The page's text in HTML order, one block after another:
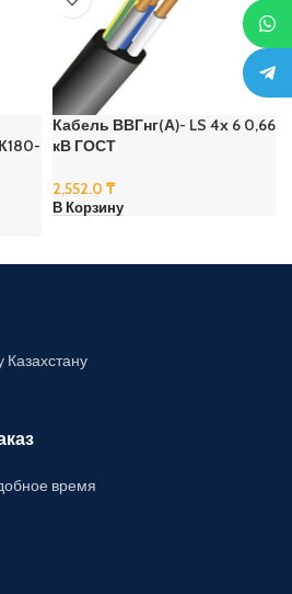
Кабель ВВГнг(А)- LS 4х 6 0,66
кВ ГОСТ
2,552.0 ₸
В Корзину
Казахстану
время